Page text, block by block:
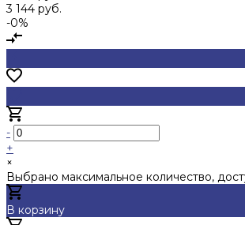
3 144 руб.
-0%
-
+
×
Выбрано максимальное количество,
В корзину